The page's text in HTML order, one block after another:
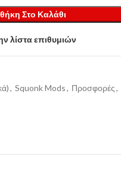
Στο Καλάθι
λίστα επιθυμιών
, Squonk Mods, Προσφορές,